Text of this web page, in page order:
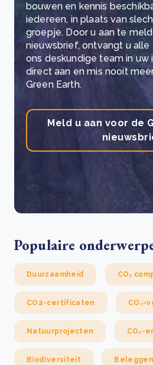
bouwen en kennis
iedereen, in plaats van
groepje. Door u aan te
nieuwsbrief, ontvangt u alle
ons deskundige team in uw
direct aan en mis nooit
Green Earth.
Meld u aan voor de
Populaire
Duurzaamheid CO₂
CO2-certificaten CO₂-
Natuurprojecten CO₂-
Biodiversiteit Beleggen